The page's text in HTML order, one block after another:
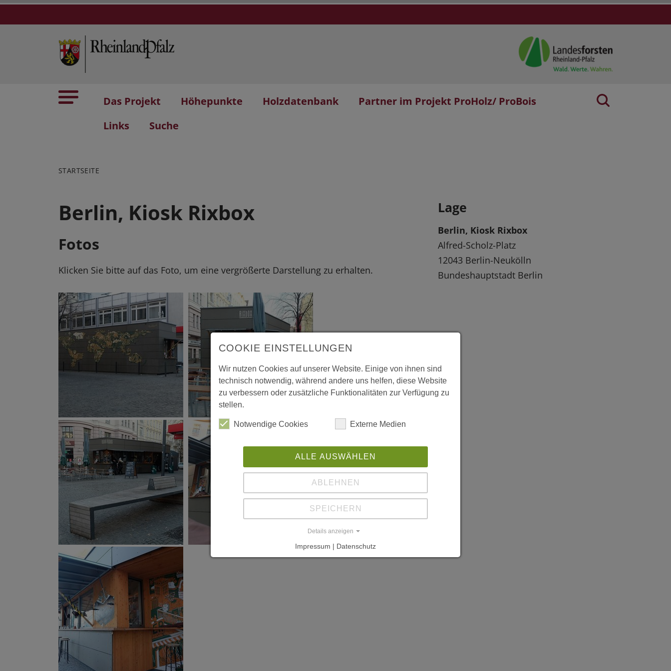
Das Projekt Höhepunkte Holzdatenbank
Partner im Projekt ProHolz/ ProBois
Links
Suche
STARTSEITE
Berlin, Kiosk Rixbox
Fotos
Klicken Sie bitte auf das Foto, um eine vergrößerte Darstellung zu erhalten.
Lage
Berlin, Kiosk Rixbox
Alfred-Scholz-Platz
12043 Berlin-Neukölln
Bundeshauptstadt Berlin
COOKIE EINSTELLUNGEN
Wir nutzen Cookies auf unserer Website. Einige von ihnen sind
technisch notwendig, während andere uns helfen, diese Website
zu verbessern oder zusätzliche Funktionalitäten zur Verfügung zu
stellen.
Notwendige Cookies Externe Medien
ALLE AUSWÄHLEN
ABLEHNEN
SPEICHERN
Details anzeigen
Impressum | Datenschutz